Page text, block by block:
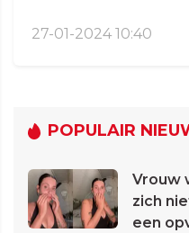
27-01-2024 10:40
POPULAIR
Vrouw
zich
een